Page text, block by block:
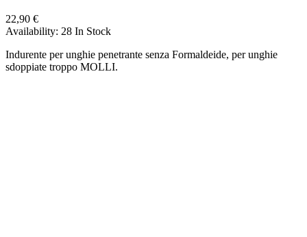
22,90 €
Availability: 28 In Stock
Indurente per unghie penetrante senza Formaldeide, per unghie
sdoppiate troppo MOLLI.